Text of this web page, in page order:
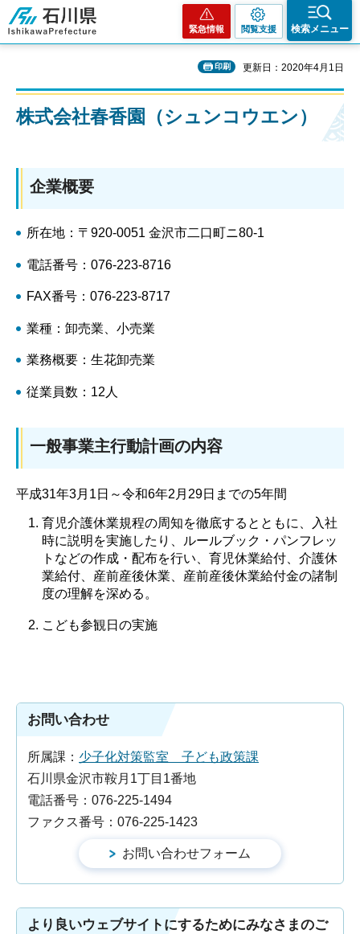
石川県
緊急情報 閲覧支援 検索メニュー
印刷 更新日：2020年4月1日
株式会社春香園（シュンコウエン）
企業概要
所在地：〒920-0051 金沢市二口町ニ80-1
電話番号：076-223-8716
FAX番号：076-223-8717
業種：卸売業、小売業
業務概要：生花卸売業
従業員数：12人
一般事業主行動計画の内容
平成31年3月1日～令和6年2月29日までの5年間
育児介護休業規程の周知を徹底するとともに、入社
時に説明を実施したり、ルールブック・パンフレッ
トなどの作成・配布を行い、育児休業給付、介護休
業給付、産前産後休業、産前産後休業給付金の諸制
度の理解を深める。
こども参観日の実施
お問い合わせ
所属課： 少子化対策監室 子ども政策課
石川県金沢市鞍月1丁目1番地
電話番号：076-225-1494
ファクス番号：076-225-1423
より良いウェブサイトにするためにみなさまのご